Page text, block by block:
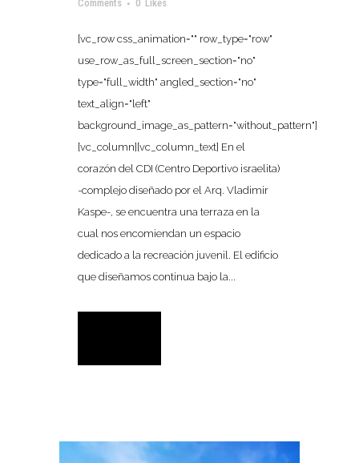
Comments
0 Likes
[vc_row css_animation="" row_type="row"
use_row_as_full_screen_section="no"
type="full_width" angled_section="no"
text_align="left"
background_image_as_pattern="without_pattern"]
[vc_column][vc_column_text] En el
corazón del CDI (Centro Deportivo israelita)
-complejo diseñado por el Arq. Vladimir
Kaspe-, se encuentra una terraza en la
cual nos encomiendan un espacio
dedicado a la recreación juvenil. El edificio
que diseñamos continua bajo la...